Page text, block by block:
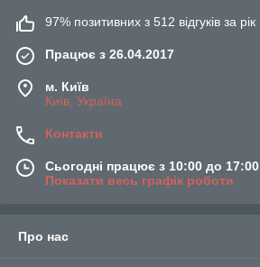
97% позитивних з 512 відгуків за рік
Працює з 26.04.2017
м. Київ
Київ, Україна
Контакти
Сьогодні працює з 10:00 до 17:00
Показати весь графік роботи
Про нас